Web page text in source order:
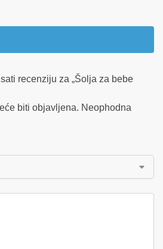
recenziju za „Šolja za bebe
biti objavljena. Neophodna